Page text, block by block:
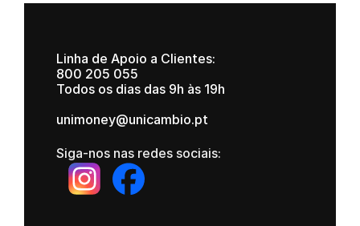
Linha de Apoio a Clientes:
800 205 055
Todos os dias das 9h às 19h
unimoney@unicambio.pt
Siga-nos nas redes sociais: